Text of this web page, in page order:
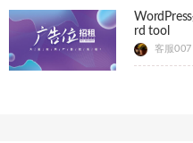
rd tool
客服007